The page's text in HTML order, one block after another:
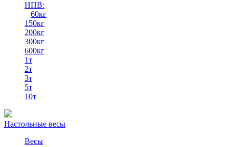
НПВ:
60кг
150кг
200кг
300кг
600кг
1т
2т
3т
5т
10т
Настольные весы
Весы